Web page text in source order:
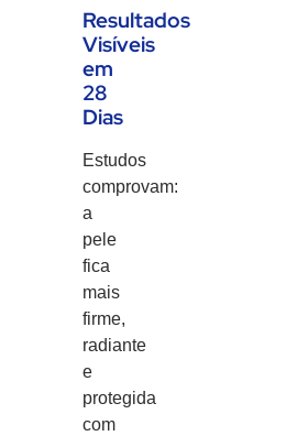
Resultados
Visíveis
em
28
Dias
Estudos
comprovam:
a
pele
fica
mais
firme,
radiante
e
protegida
com